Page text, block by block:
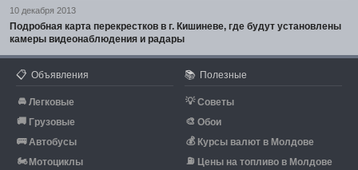
10 декабря 2013
Подробная карта перекрестков в г. Кишиневе, где будут установлены
камеры видеонаблюдения и радары
📋 Объявления
🚘 Легковые
🚚 Грузовые
🚌 Автобусы
🏍 Мотоциклы
📚 Полезные
💡 Советы
🎨 Обои
💰 Курсы валют в Молдове
⛽ Цены на топливо в Молдове